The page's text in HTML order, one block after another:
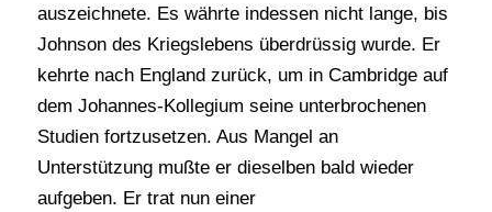
auszeichnete. Es währte indessen nicht lange, bis
Johnson des Kriegslebens überdrüssig wurde. Er
kehrte nach England zurück, um in Cambridge auf
dem Johannes-Kollegium seine unterbrochenen
Studien fortzusetzen. Aus Mangel an
Unterstützung mußte er dieselben bald wieder
aufgeben. Er trat nun einer